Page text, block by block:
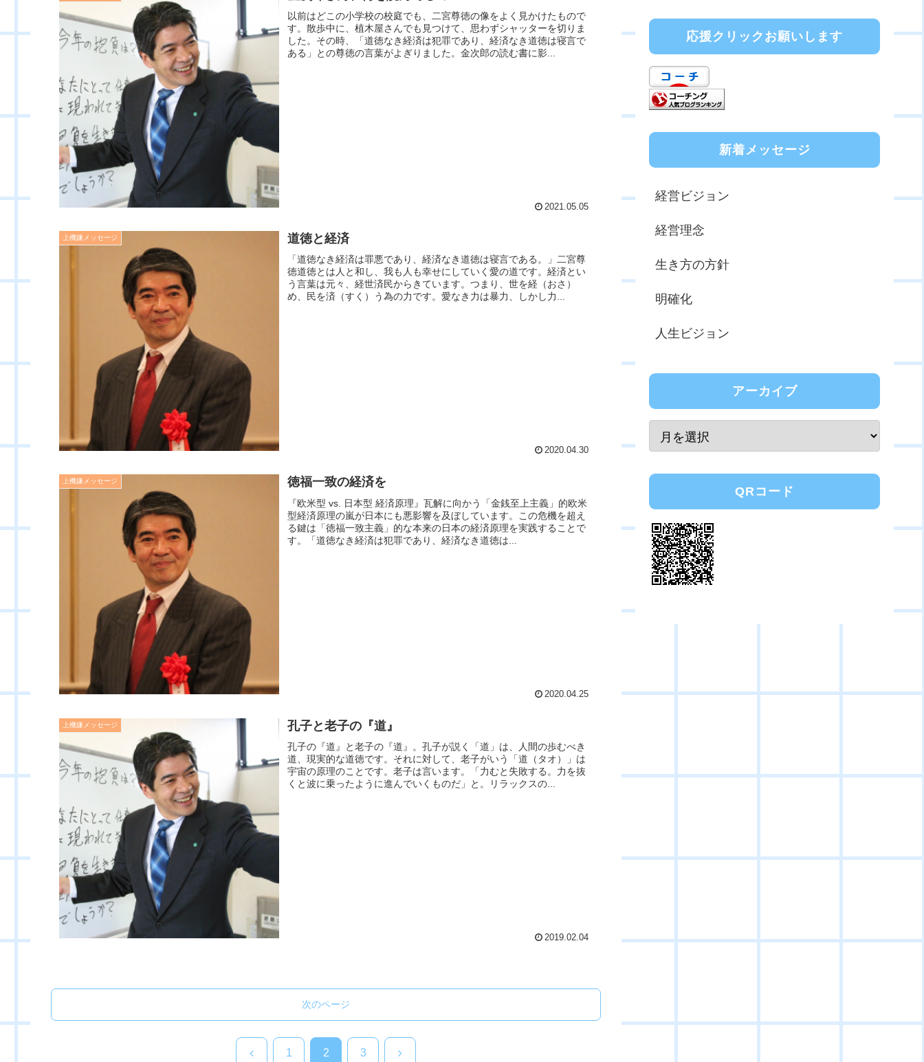
以前はどこの小学校の校庭でも、二宮尊徳の像をよく見かけたもので
す。散歩中に、植木屋さんでも見つけて、思わずシャッターを切りま
した。その時、「道徳なき経済は犯罪であり、経済なき道徳は寝言で
ある」との尊徳の言葉がよぎりました。金次郎の読む書に影...
2021.05.05
上機嫌メッセージ 道徳と経済
「道徳なき経済は罪悪であり、経済なき道徳は寝言である。」二宮尊
徳道徳とは人と和し、我も人も幸せにしていく愛の道です。経済とい
う言葉は元々、経世済民からきています。つまり、世を経（おさ）
め、民を済（すく）う為の力です。愛なき力は暴力、しかし力...
2020.04.30
上機嫌メッセージ 徳福一致の経済を
『欧米型 vs. 日本型 経済原理』瓦解に向かう「金銭至上主義」的欧米
型経済原理の嵐が日本にも悪影響を及ぼしています。この危機を超え
る鍵は「徳福一致主義」的な本来の日本の経済原理を実践することで
す。「道徳なき経済は犯罪であり、経済なき道徳は...
2020.04.25
上機嫌メッセージ 孔子と老子の『道』
孔子の『道』と老子の『道』。孔子が説く「道」は、人間の歩むべき
道、現実的な道徳です。それに対して、老子がいう「道（タオ）」は
宇宙の原理のことです。老子は言います。「力むと失敗する。力を抜
くと波に乗ったように進んでいくものだ」と。リラックスの...
2019.02.04
次のページ
前 1 2 3 次
応援クリックお願いします
新着メッセージ
経営ビジョン
経営理念
生き方の方針
明確化
人生ビジョン
アーカイブ
QRコード